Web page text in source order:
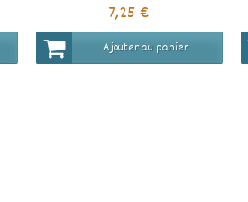
7,25 €
Ajouter au panier